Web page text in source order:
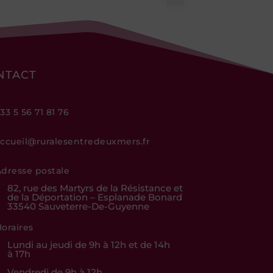
5 56 71 81 76
postale
82, rue des Martyrs de la Résistance et
de la Déportation – Esplanade Bonard
33540 Sauveterre-De-Guyenne
Lundi au jeudi de 9h à 12h et de 14h
à 17h